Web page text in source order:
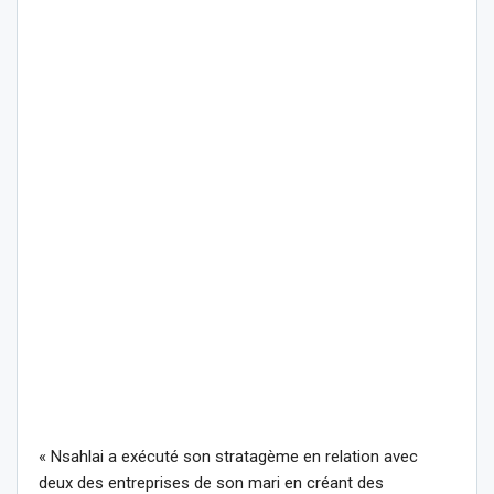
« Nsahlai a exécuté son stratagème en relation avec
deux des entreprises de son mari en créant des